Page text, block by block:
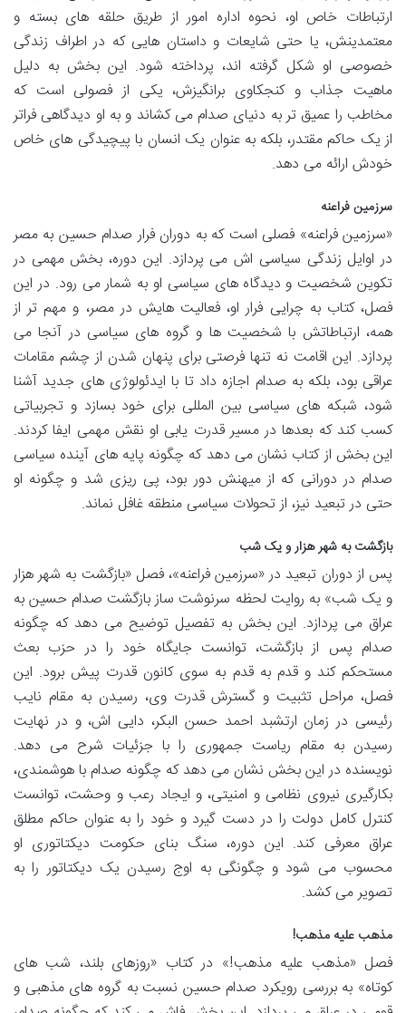
ارتباطات خاص او، نحوه اداره امور از طریق حلقه های بسته و
معتمدینش، یا حتی شایعات و داستان هایی که در اطراف زندگی
خصوصی او شکل گرفته اند، پرداخته شود. این بخش به دلیل
ماهیت جذاب و کنجکاوی برانگیزش، یکی از فصولی است که
مخاطب را عمیق تر به دنیای صدام می کشاند و به او دیدگاهی فراتر
از یک حاکم مقتدر، بلکه به عنوان یک انسان با پیچیدگی های خاص
خودش ارائه می دهد.
سرزمین فراعنه
«سرزمین فراعنه» فصلی است که به دوران فرار صدام حسین به مصر
در اوایل زندگی سیاسی اش می پردازد. این دوره، بخش مهمی در
تکوین شخصیت و دیدگاه های سیاسی او به شمار می رود. در این
فصل، کتاب به چرایی فرار او، فعالیت هایش در مصر، و مهم تر از
همه، ارتباطاتش با شخصیت ها و گروه های سیاسی در آنجا می
پردازد. این اقامت نه تنها فرصتی برای پنهان شدن از چشم مقامات
عراقی بود، بلکه به صدام اجازه داد تا با ایدئولوژی های جدید آشنا
شود، شبکه های سیاسی بین المللی برای خود بسازد و تجربیاتی
کسب کند که بعدها در مسیر قدرت یابی او نقش مهمی ایفا کردند.
این بخش از کتاب نشان می دهد که چگونه پایه های آینده سیاسی
صدام در دورانی که از میهنش دور بود، پی ریزی شد و چگونه او
حتی در تبعید نیز، از تحولات سیاسی منطقه غافل نماند.
بازگشت به شهر هزار و یک شب
پس از دوران تبعید در «سرزمین فراعنه»، فصل «بازگشت به شهر هزار
و یک شب» به روایت لحظه سرنوشت ساز بازگشت صدام حسین به
عراق می پردازد. این بخش به تفصیل توضیح می دهد که چگونه
صدام پس از بازگشت، توانست جایگاه خود را در حزب بعث
مستحکم کند و قدم به قدم به سوی کانون قدرت پیش برود. این
فصل، مراحل تثبیت و گسترش قدرت وی، رسیدن به مقام نایب
رئیسی در زمان ارتشبد احمد حسن البکر، دایی اش، و در نهایت
رسیدن به مقام ریاست جمهوری را با جزئیات شرح می دهد.
نویسنده در این بخش نشان می دهد که چگونه صدام با هوشمندی،
بکارگیری نیروی نظامی و امنیتی، و ایجاد رعب و وحشت، توانست
کنترل کامل دولت را در دست گیرد و خود را به عنوان حاکم مطلق
عراق معرفی کند. این دوره، سنگ بنای حکومت دیکتاتوری او
محسوب می شود و چگونگی به اوج رسیدن یک دیکتاتور را به
تصویر می کشد.
مذهب علیه مذهب!
فصل «مذهب علیه مذهب!» در کتاب «روزهای بلند، شب های
کوتاه» به بررسی رویکرد صدام حسین نسبت به گروه های مذهبی و